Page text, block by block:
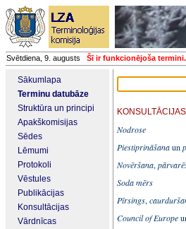
Svētdiena, 9. augusts Šī ir funkcionējoša
Sākumlapa
Terminu datubāze
Struktūra un principi
Apakškomisijas
Sēdes
Lēmumi
Protokoli
Vēstules
Publikācijas
Konsultācijas
Vārdnīcas
KONSULTĀCIJAS
Nodrose
Piestiprināšanaun
Novēršana,
Soda mērs
Pīrsings,
Council of Europe